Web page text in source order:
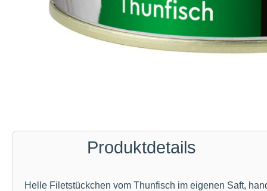
Produktdetails
Helle Filetstückchen vom Thunfisch im eigenen Saft,